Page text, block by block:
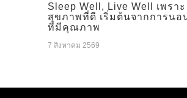
Sleep Well, Live Well เพราะ
สุขภาพที่ดี เริ่มต้นจากการนอ
ที่มีคุณภาพ
7 สิงหาคม 2569